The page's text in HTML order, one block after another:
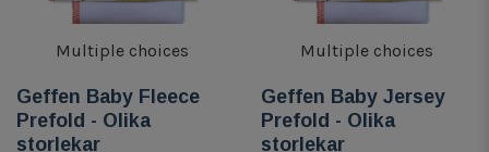
Multiple choices
Geffen Baby Fleece
Prefold - Olika
storlekar
Multiple choices
Geffen Baby Jersey
Prefold - Olika
storlekar